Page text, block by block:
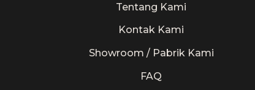
Tentang Kami
Kontak Kami
Showroom / Pabrik Kami
FAQ